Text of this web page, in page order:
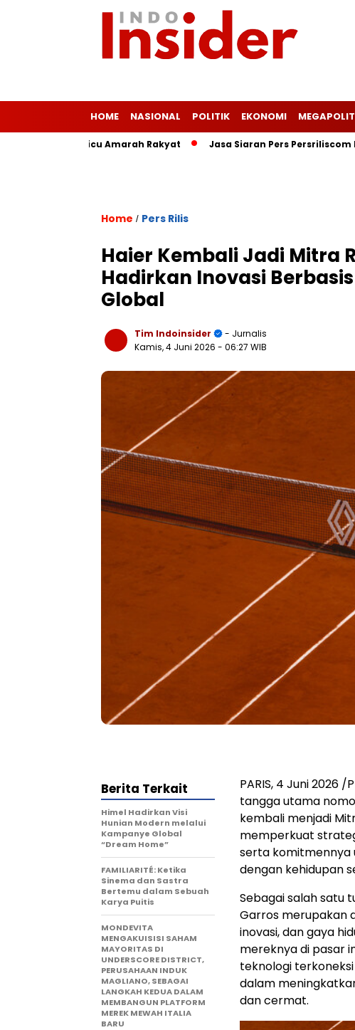
HOME NASIONAL POLITIK EKONOMI
Picu Amarah Rakyat Jasa Siaran Pers Persriliscom
Home / Pers Rilis
Haier Kembali Jadi Mitra
Hadirkan Inovasi
Global
Tim Indoinsider
- Jurnalis
Kamis, 4 Juni 2026 - 06:27 WIB
PARIS, 4 Juni 2026 /
tangga utama
kembali menjadi
memperkuat
serta komitmennya
dengan kehidupan
Sebagai salah satu
Garros merupakan
inovasi, dan gaya
mereknya di pasar
teknologi
dalam
dan cermat.
Berita Terkait
Himel Hadirkan Visi
Hunian Modern melalui
Kampanye Global
“Dream Home”
FAMILIARITÉ: Ketika
Sinema dan Sastra
Bertemu dalam Sebuah
Karya Puitis
MONDEVITA
MENGAKUISISI SAHAM
MAYORITAS DI
UNDERSCORE DISTRICT,
PERUSAHAAN INDUK
MAGLIANO, SEBAGAI
LANGKAH KEDUA DALAM
MEMBANGUN PLATFORM
MEREK MEWAH ITALIA
BARU